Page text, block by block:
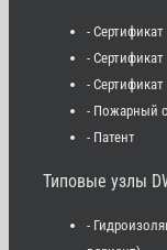
-
-
-
- Пожарный
- Патент
Типовые узлы
-